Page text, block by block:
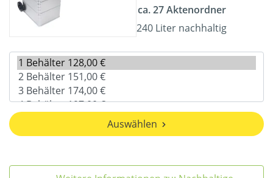
ca. 27 Aktenordner
240 Liter nachhaltig
Auswählen